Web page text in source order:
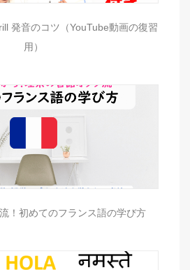
発音のコツ（YouTube動画の復習
用）
！初めてのフランス語の学び方